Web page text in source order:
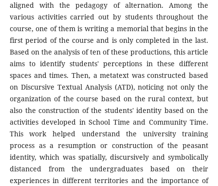
aligned with the pedagogy of alternation. Among the
various activities carried out by students throughout the
course, one of them is writing a memorial that begins in the
first period of the course and is only completed in the last.
Based on the analysis of ten of these productions, this article
aims to identify students' perceptions in these different
spaces and times. Then, a metatext was constructed based
on Discursive Textual Analysis (ATD), noticing not only the
organization of the course based on the rural context, but
also the construction of the students' identity based on the
activities developed in School Time and Community Time.
This work helped understand the university training
process as a resumption or construction of the peasant
identity, which was spatially, discursively and symbolically
distanced from the undergraduates based on their
experiences in different territories and the importance of